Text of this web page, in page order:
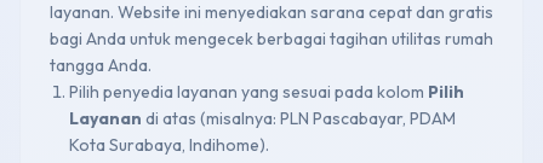
layanan. Website ini menyediakan sarana cepat dan gratis
bagi Anda untuk mengecek berbagai tagihan utilitas rumah
tangga Anda.
Pilih penyedia layanan yang sesuai pada kolom Pilih
Layanan di atas (misalnya: PLN Pascabayar, PDAM
Kota Surabaya, Indihome).